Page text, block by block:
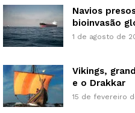
Navios
bioinvasão
1 de agosto de
Vikings,
e o Drakkar
15 de fevereiro